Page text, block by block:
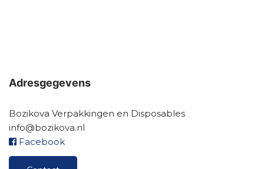
Adresgegevens
Bozikova Verpakkingen en Disposables
info@bozikova.nl
Facebook